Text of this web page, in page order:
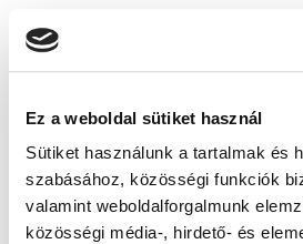
Ez a weboldal sütiket használ
Sütiket használunk a tartalmak és
szabásához, közösségi funkciók
valamint weboldalforgalmunk
közösségi média-, hirdető- és